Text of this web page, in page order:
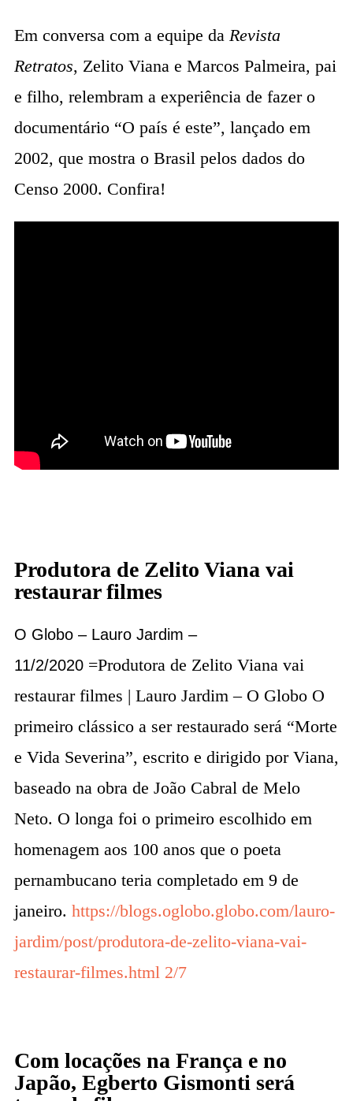
Em conversa com a equipe da Revista
Retratos, Zelito Viana e Marcos Palmeira, pai
e filho, relembram a experiência de fazer o
documentário “O país é este”, lançado em
2002, que mostra o Brasil pelos dados do
Censo 2000. Confira!
Produtora de Zelito Viana vai
restaurar filmes
O Globo – Lauro Jardim –
11/2/2020 =Produtora de Zelito Viana vai
restaurar filmes | Lauro Jardim – O Globo O
primeiro clássico a ser restaurado será “Morte
e Vida Severina”, escrito e dirigido por Viana,
baseado na obra de João Cabral de Melo
Neto. O longa foi o primeiro escolhido em
homenagem aos 100 anos que o poeta
pernambucano teria completado em 9 de
janeiro. https://blogs.oglobo.globo.com/lauro-
jardim/post/produtora-de-zelito-viana-vai-
restaurar-filmes.html 2/7
Com locações na França e no
Japão, Egberto Gismonti será